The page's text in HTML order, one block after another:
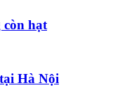
còn hạt
Hà Nội